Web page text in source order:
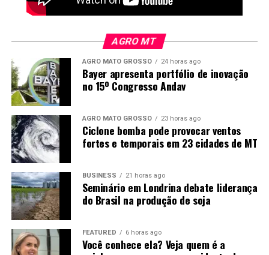
Produção recorde em Mato Grosso
O Imea consolidou a área cultivada de milho da safra
2025/26 em Mato Grosso em 7,43 milhões de hectares,
acima da média dos últimos cinco anos. O volume
representa a segunda maior área da série histórica do
Instituto, atrás apenas da safra 2022/23.
A produtividade foi estimada em 128,67 sacas por
AGRO MT
AGRO MATO GROSSO 24 horas ago
Bayer apresenta portfólio de inovação
no 15º Congresso Andav
AGRO MATO GROSSO 23 horas ago
Ciclone bomba pode provocar ventos
fortes e temporais em 23 cidades de MT
BUSINESS 21 horas ago
Seminário em Londrina debate liderança
do Brasil na produção de soja
FEATURED 6 horas ago
Você conhece ela? Veja quem é a